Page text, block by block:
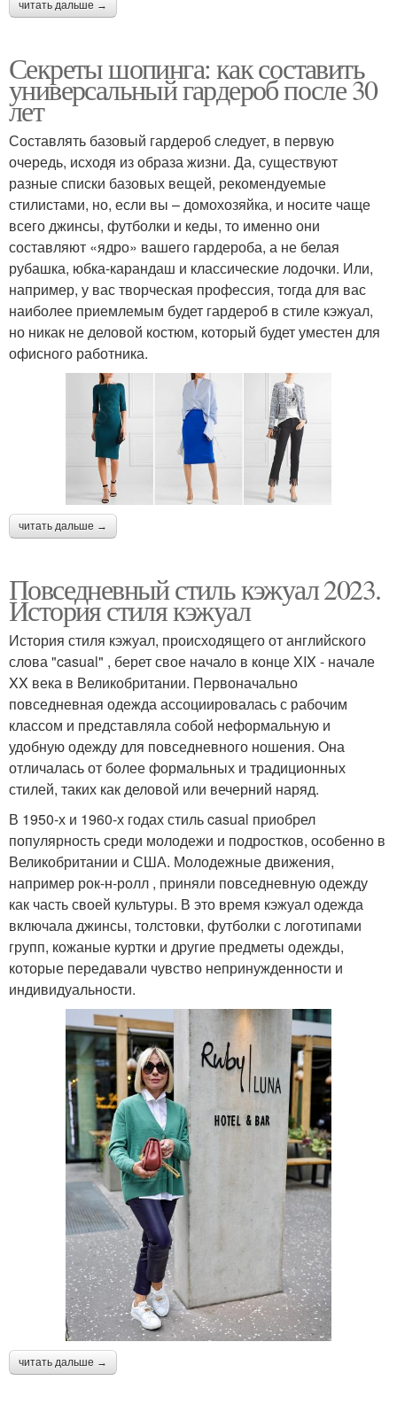
читать дальше →
Секреты шопинга: как составить
универсальный гардероб после 30
лет
Составлять базовый гардероб следует, в первую
очередь, исходя из образа жизни. Да, существуют
разные списки базовых вещей, рекомендуемые
стилистами, но, если вы – домохозяйка, и носите чаще
всего джинсы, футболки и кеды, то именно они
составляют «ядро» вашего гардероба, а не белая
рубашка, юбка-карандаш и классические лодочки. Или,
например, у вас творческая профессия, тогда для вас
наиболее приемлемым будет гардероб в стиле кэжуал,
но никак не деловой костюм, который будет уместен для
офисного работника.
читать дальше →
Повседневный стиль кэжуал 2023.
История стиля кэжуал
История стиля кэжуал, происходящего от английского
слова "casual" , берет свое начало в конце XIX - начале
XX века в Великобритании. Первоначально
повседневная одежда ассоциировалась с рабочим
классом и представляла собой неформальную и
удобную одежду для повседневного ношения. Она
отличалась от более формальных и традиционных
стилей, таких как деловой или вечерний наряд.
В 1950-х и 1960-х годах стиль casual приобрел
популярность среди молодежи и подростков, особенно в
Великобритании и США. Молодежные движения,
например рок-н-ролл , приняли повседневную одежду
как часть своей культуры. В это время кэжуал одежда
включала джинсы, толстовки, футболки с логотипами
групп, кожаные куртки и другие предметы одежды,
которые передавали чувство непринужденности и
индивидуальности.
читать дальше →